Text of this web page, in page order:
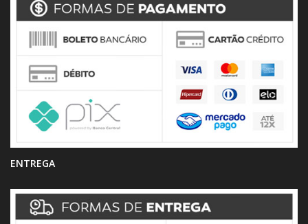
ENTREGA